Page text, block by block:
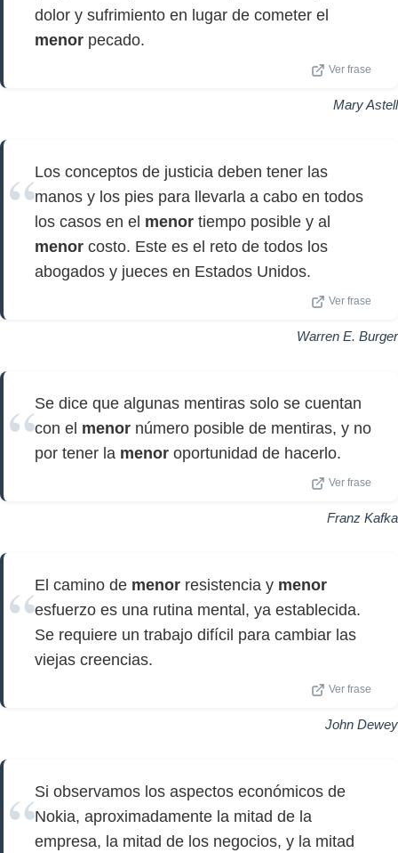
dolor y sufrimiento en lugar de cometer el
menor pecado.
Ver frase
Mary Astell
Los conceptos de justicia deben tener las
manos y los pies para llevarla a cabo en todos
los casos en el menor tiempo posible y al
menor costo. Este es el reto de todos los
abogados y jueces en Estados Unidos.
Ver frase
Warren E. Burger
Se dice que algunas mentiras solo se cuentan
con el menor número posible de mentiras, y no
por tener la menor oportunidad de hacerlo.
Ver frase
Franz Kafka
El camino de menor resistencia y menor
esfuerzo es una rutina mental, ya establecida.
Se requiere un trabajo difícil para cambiar las
viejas creencias.
Ver frase
John Dewey
Si observamos los aspectos económicos de
Nokia, aproximadamente la mitad de la
empresa, la mitad de los negocios, y la mitad